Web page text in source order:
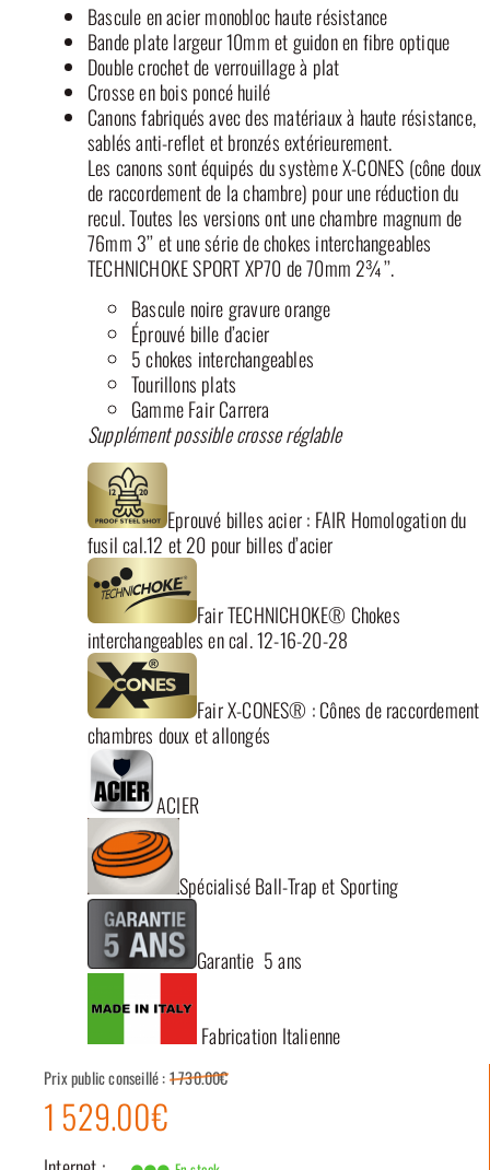
Bascule en acier monobloc haute résistance
Bande plate largeur 10mm et guidon en fibre optique
Double crochet de verrouillage à plat
Crosse en bois poncé huilé
Canons fabriqués avec des matériaux à haute résistance,
sablés anti-reflet et bronzés extérieurement.
Les canons sont équipés du système X-CONES (cône doux
de raccordement de la chambre) pour une réduction du
recul. Toutes les versions ont une chambre magnum de
76mm 3’’ et une série de chokes interchangeables
TECHNICHOKE SPORT XP70 de 70mm 2¾’’.
Bascule noire gravure orange
Éprouvé bille d’acier
5 chokes interchangeables
Tourillons plats
Gamme Fair Carrera
Supplément possible crosse réglable
Eprouvé billes acier : FAIR Homologation du
fusil cal.12 et 20 pour billes d’acier
Fair TECHNICHOKE® Chokes
interchangeables en cal. 12-16-20-28
Fair X-CONES® : Cônes de raccordement
chambres doux et allongés
ACIER
Spécialisé Ball-Trap et Sporting
Garantie 5 ans
Fabrication Italienne
Prix public conseillé :1 730.00€
1 529.00€